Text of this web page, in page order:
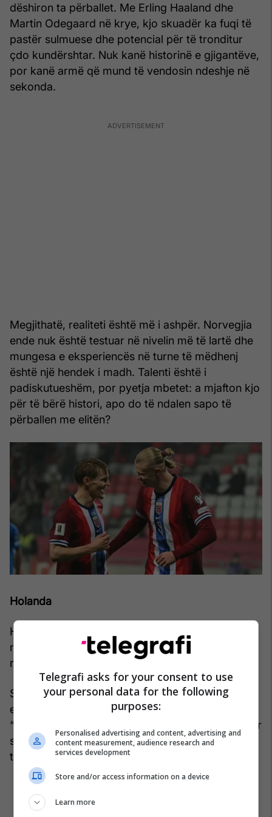
dëshiron ta përballet. Me Erling Haaland dhe
Martin Odegaard në krye, kjo skuadër ka fuqi të
pastër sulmuese dhe potencial për të tronditur
çdo kundërshtar. Nuk kanë historinë e gjigantëve,
por kanë armë që mund të vendosin ndeshje në
sekonda.
Megjithatë, realiteti është më i ashpër. Norvegjia
ende nuk është testuar në nivelin më të lartë dhe
mungesa e eksperiencës në turne të mëdhenj
është një hendek i madh. Talenti është i
padiskutueshëm, por pyetja mbetet: a mjafton kjo
për të bërë histori, apo do të ndalen sapo të
përballen me elitën?
Holanda
Holanda është solide, e organizuar dhe e
mbushur me cilësi në çdo repart. Një skuadër që
rrallë gabon… por ende kërkon hapin final.
Sfida mbetet e njëjtë: a mund të kalojë pengesën
e madhe dhe të sfidojë realisht për trofe?
“Tulipanë” jo rrallëherë kanë treguar se përkundër
skuadrës jo favorite, kanë kapur fazat finale të
turneut.
Telegrafi asks for your consent to use
your personal data for the following
purposes:
Personalised advertising and content, advertising and
content measurement, audience research and
services development
Store and/or access information on a device
Learn more